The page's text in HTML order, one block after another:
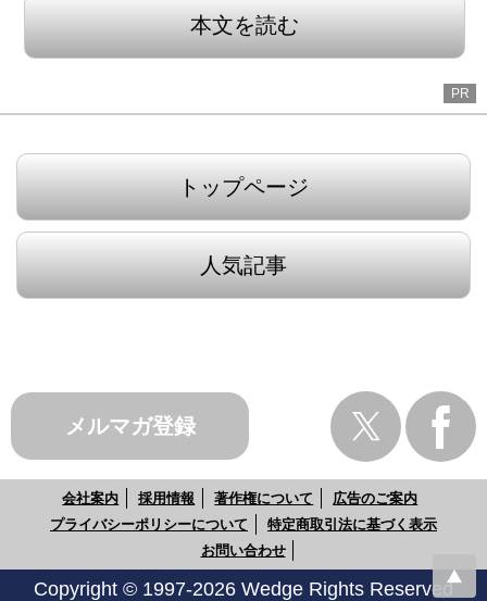
本文を読む
PR
トップページ
人気記事
メルマガ登録
会社案内 採用情報 著作権について
広告のご案内
プライバシーポリシーについて
特定商取引法に基づく表示
お問い合わせ
Copyright © 1997-2026 Wedge Rights Reserved